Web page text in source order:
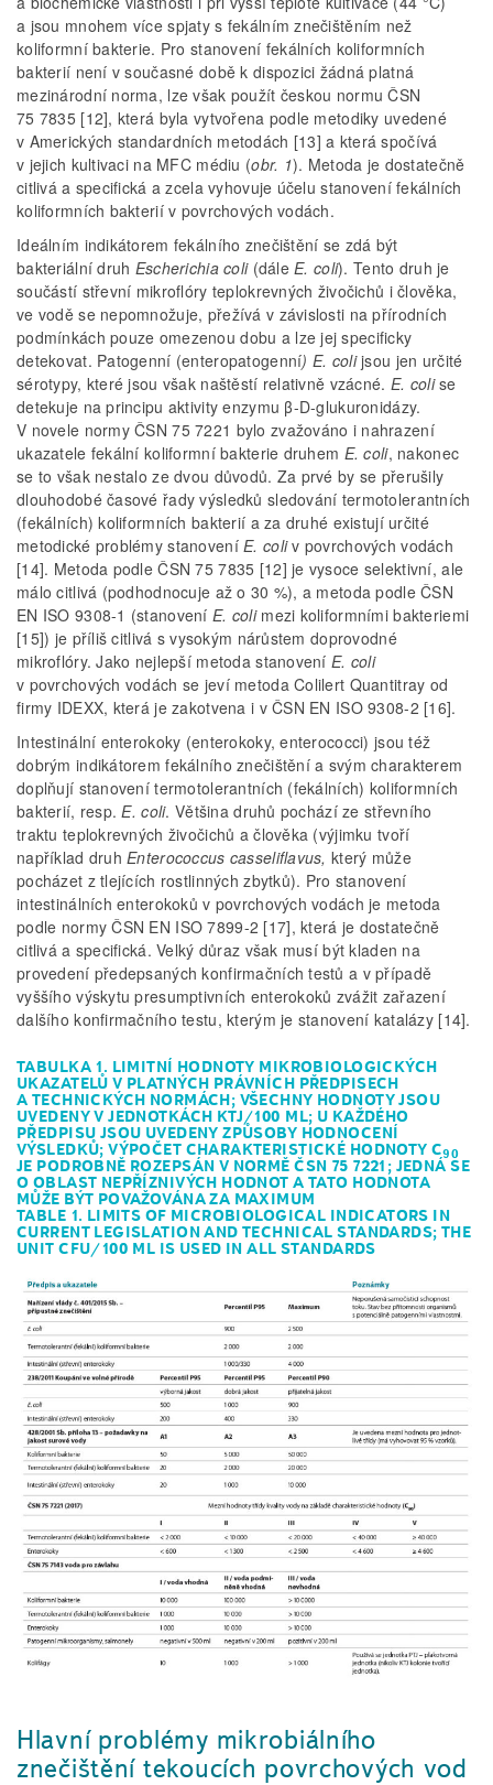
a jsou mnohem více spjaty s fekálním znečištěním než
koliformní bakterie. Pro stanovení fekálních koliformních
bakterií není v současné době k dispozici žádná platná
mezinárodní norma, lze však použít českou normu ČSN
75 7835 [12], která byla vytvořena podle metodiky uvedené
v Amerických standardních metodách [13] a která spočívá
v jejich kultivaci na MFC médiu (obr. 1). Metoda je dostatečně
citlivá a specifická a zcela vyhovuje účelu stanovení fekálních
koliformních bakterií v povrchových vodách.
Ideálním indikátorem fekálního znečištění se zdá být
bakteriální druh Escherichia coli(dáleE. coli). Tento druh je
součástí střevní mikroflóry teplokrevných živočichů i člověka,
ve vodě se nepomnožuje, přežívá v závislosti na přírodních
podmínkách pouze omezenou dobu a lze jej specificky
detekovat. Patogenní (enteropatogenní) E. colijsou jen určité
sérotypy, které jsou však naštěstí relativně vzácné. E. colise
detekuje na principu aktivity enzymu β-D-glukuronidázy.
V novele normy ČSN 75 7221 bylo zvažováno i nahrazení
ukazatele fekální koliformní bakterie druhem E. coli, nakonec
se to však nestalo ze dvou důvodů. Za prvé by se přerušily
dlouhodobé časové řady výsledků sledování termotolerantních
(fekálních) koliformních bakterií a za druhé existují určité
metodické problémy stanoveníE. coliv povrchových vodách
[14]. Metoda podle ČSN 75 7835 [12] je vysoce selektivní, ale
málo citlivá (podhodnocuje až o 30 %), a metoda podle ČSN
EN ISO 9308-1 (stanovení E. colimezi koliformními bakteriemi
[15]) je příliš citlivá s vysokým nárůstem doprovodné
mikroflóry. Jako nejlepší metoda stanoveníE. coli
v povrchových vodách se jeví metoda Colilert Quantitray od
firmy IDEXX, která je zakotvena i v ČSN EN ISO 9308-2 [16].
Intestinální enterokoky (enterokoky, enterococci) jsou též
dobrým indikátorem fekálního znečištění a svým charakterem
doplňují stanovení termotolerantních (fekálních) koliformních
bakterií, resp.E. coli. Většina druhů pochází ze střevního
traktu teplokrevných živočichů a člověka (výjimku tvoří
například druhEnterococcus casseliflavus,který může
pocházet z tlejících rostlinných zbytků). Pro stanovení
intestinálních enterokoků v povrchových vodách je metoda
podle normy ČSN EN ISO 7899-2 [17], která je dostatečně
citlivá a specifická. Velký důraz však musí být kladen na
provedení předepsaných konfirmačních testů a v případě
vyššího výskytu presumptivních enterokoků zvážit zařazení
dalšího konfirmačního testu, kterým je stanovení katalázy [14].
TABULKA 1. LIMITNÍ HODNOTY MIKROBIOLOGICKÝCH
UKAZATELŮ V PLATNÝCH PRÁVNÍCH PŘEDPISECH
A TECHNICKÝCH NORMÁCH; VŠECHNY HODNOTY JSOU
UVEDENY V JEDNOTKÁCH KTJ/100 ML; U KAŽDÉHO
PŘEDPISU JSOU UVEDENY ZPŮSOBY HODNOCENÍ
VÝSLEDKŮ; VÝPOČET CHARAKTERISTICKÉ HODNOTY C90
JE PODROBNĚ ROZEPSÁN V NORMĚ ČSN 75 7221; JEDNÁ SE
O OBLAST NEPŘÍZNIVÝCH HODNOT A TATO HODNOTA
MŮŽE BÝT POVAŽOVÁNA ZA MAXIMUM
TABLE 1. LIMITS OF MICROBIOLOGICAL INDICATORS IN
CURRENT LEGISLATION AND TECHNICAL STANDARDS; THE
UNIT CFU/100 ML IS USED IN ALL STANDARDS
Hlavní problémy mikrobiálního
znečištění tekoucích povrchových vod